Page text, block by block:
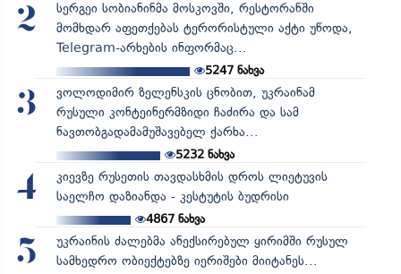
2
სერგეი სობიანინმა მოსკოვში, რესტორანში
მომხდარ აფეთქებას ტერორისტული აქტი უწოდა,
Telegram-არხების ინფორმაც...
5247ნახვა
3
ვოლოდიმირ ზელენსკის ცნობით, უკრაინამ
რუსული კონტეინერმზიდი ჩაძირა და სამ
ნავთობგადამამუშავებელ ქარხა...
5232ნახვა
4
კიევზე რუსეთის თავდასხმის დროს ლიეტუვის
საელჩო დაზიანდა - კესტუტის ბუდრისი
4867ნახვა
5
უკრაინის ძალებმა ანექსირებულ ყირიმში რუსულ
სამხედრო ობიექტებზე იერიშები მიიტანეს...